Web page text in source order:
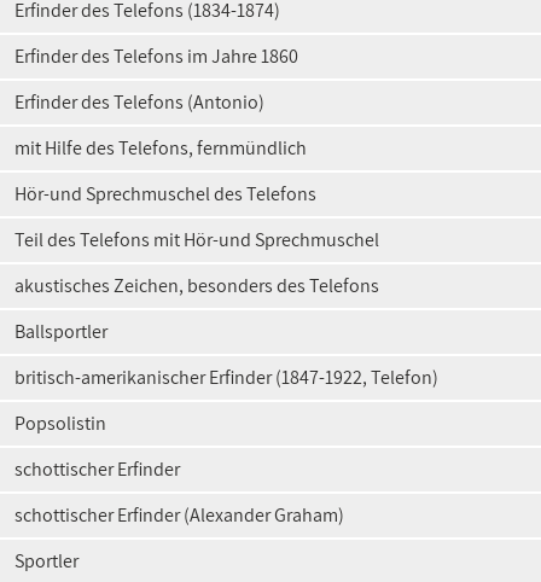
Erfinder des Telefons (1834-1874)
Erfinder des Telefons im Jahre 1860
Erfinder des Telefons (Antonio)
mit Hilfe des Telefons, fernmündlich
Hör-und Sprechmuschel des Telefons
Teil des Telefons mit Hör-und Sprechmuschel
akustisches Zeichen, besonders des Telefons
Ballsportler
britisch-amerikanischer Erfinder (1847-1922, Telefon)
Popsolistin
schottischer Erfinder
schottischer Erfinder (Alexander Graham)
Sportler